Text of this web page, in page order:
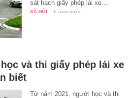
sát hạch giấy phép lái xe…
XÃ HỘI - 6 năm trước
và thi giấy phép lái xe
biết
Từ năm 2021, người học và thi